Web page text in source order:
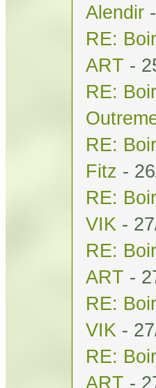
Alendir
RE:
ART -
RE:
RE:
Fitz -
RE:
VIK -
RE:
ART -
RE:
VIK -
RE:
ART -